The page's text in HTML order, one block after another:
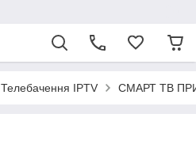
Телебачення IPTV СМАРТ ТВ